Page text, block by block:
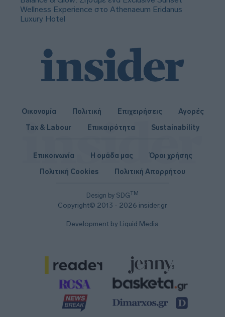
Wellness Experience στο Athenaeum Eridanus
Luxury Hotel
Οικονομία Πολιτική Επιχειρήσεις
Αγορές
Tax & Labour
Επικαιρότητα Sustainability
Design by SDGTM
Copyright© 2013 - 2026 insider.gr
Επικοινωνία Η ομάδα μας
Όροι χρήσης
Πολιτική Cookies
Πολιτική Απορρήτου
Development by Liquid Media